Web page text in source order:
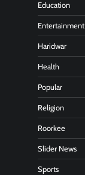
Education
Entertainment
Haridwar
Health
Popular
Religion
Roorkee
Slider News
Sports